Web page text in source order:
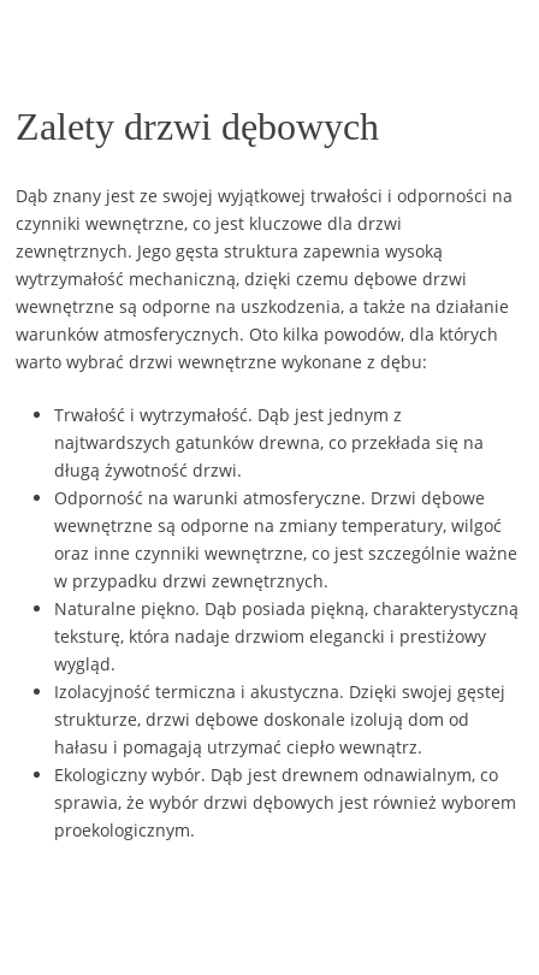
Zalety drzwi dębowych
Dąb znany jest ze swojej wyjątkowej trwałości i odporności na
czynniki wewnętrzne, co jest kluczowe dla drzwi
zewnętrznych. Jego gęsta struktura zapewnia wysoką
wytrzymałość mechaniczną, dzięki czemu dębowe drzwi
wewnętrzne są odporne na uszkodzenia, a także na działanie
warunków atmosferycznych. Oto kilka powodów, dla których
warto wybrać drzwi wewnętrzne wykonane z dębu:
Trwałość i wytrzymałość. Dąb jest jednym z
najtwardszych gatunków drewna, co przekłada się na
długą żywotność drzwi.
Odporność na warunki atmosferyczne. Drzwi dębowe
wewnętrzne są odporne na zmiany temperatury, wilgoć
oraz inne czynniki wewnętrzne, co jest szczególnie ważne
w przypadku drzwi zewnętrznych.
Naturalne piękno. Dąb posiada piękną, charakterystyczną
teksturę, która nadaje drzwiom elegancki i prestiżowy
wygląd.
Izolacyjność termiczna i akustyczna. Dzięki swojej gęstej
strukturze, drzwi dębowe doskonale izolują dom od
hałasu i pomagają utrzymać ciepło wewnątrz.
Ekologiczny wybór. Dąb jest drewnem odnawialnym, co
sprawia, że wybór drzwi dębowych jest również wyborem
proekologicznym.